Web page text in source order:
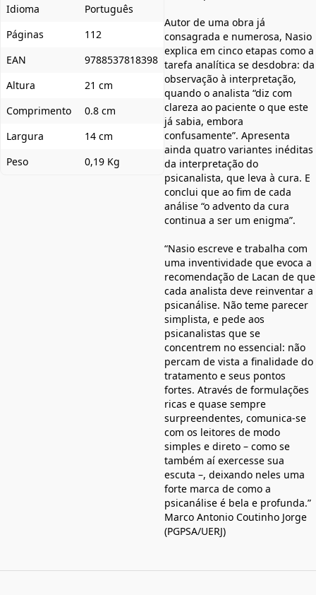
Idioma
Português
Páginas
112
EAN
9788537818398
Altura
21 cm
Comprimento
0.8 cm
Largura
14 cm
Peso
0,19 Kg
Autor de uma obra já
consagrada e numerosa, Nasio
explica em cinco etapas como a
tarefa analítica se desdobra: da
observação à interpretação,
quando o analista “diz com
clareza ao paciente o que este
já sabia, embora
confusamente”. Apresenta
ainda quatro variantes inéditas
da interpretação do
psicanalista, que leva à cura. E
conclui que ao fim de cada
análise “o advento da cura
continua a ser um enigma”.
“Nasio escreve e trabalha com
uma inventividade que evoca a
recomendação de Lacan de que
cada analista deve reinventar a
psicanálise. Não teme parecer
simplista, e pede aos
psicanalistas que se
concentrem no essencial: não
percam de vista a finalidade do
tratamento e seus pontos
fortes. Através de formulações
ricas e quase sempre
surpreendentes, comunica-se
com os leitores de modo
simples e direto – como se
também aí exercesse sua
escuta –, deixando neles uma
forte marca de como a
psicanálise é bela e profunda.”
Marco Antonio Coutinho Jorge
(PGPSA/UERJ)